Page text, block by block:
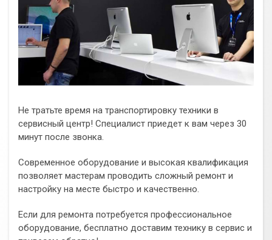
Не тратьте время на транспортировку техники в
сервисный центр! Специалист приедет к вам через 30
минут после звонка.
Современное оборудование и высокая квалификация
позволяет мастерам проводить сложный ремонт и
настройку на месте быстро и качественно.
Если для ремонта потребуется профессиональное
оборудование, бесплатно доставим технику в сервис и